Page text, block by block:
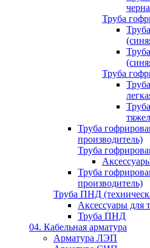
Труба
Труба
Труба
производитель)
Труба
Труба
производитель)
Труба ПНД
Аксессуары
Труба ПНД
04. Кабельная арматура
Арматура ЛЭП